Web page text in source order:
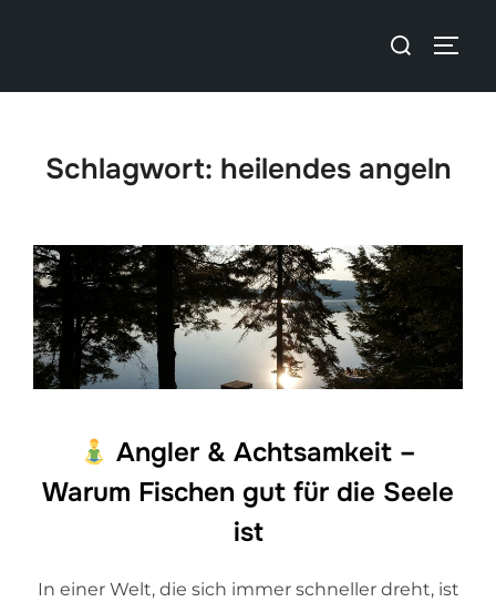
Schlagwort: heilendes angeln
Angler & Achtsamkeit –
Warum Fischen gut für die Seele
ist
In einer Welt, die sich immer schneller dreht, ist